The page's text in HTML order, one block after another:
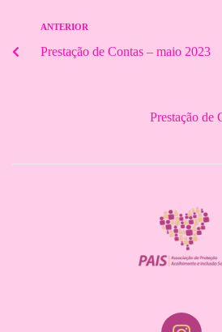
ANTERIOR
Prestação de Contas – maio 2023
Prestação de